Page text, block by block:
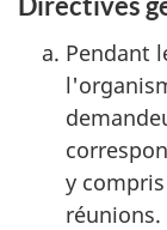
Pendant
y